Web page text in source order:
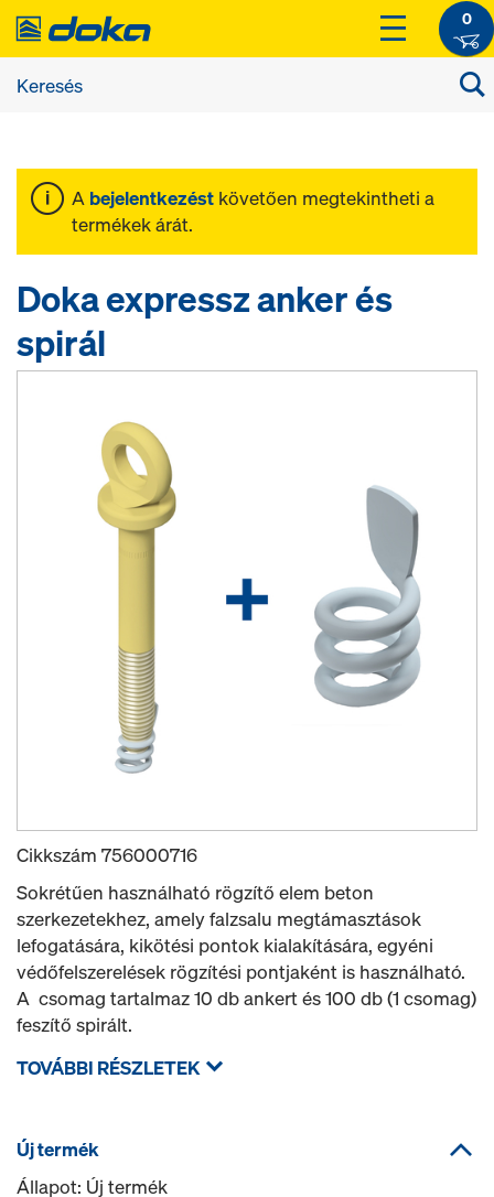
0
A bejelentkezést követően megtekintheti a
termékek árát.
Doka expressz anker és
spirál
Cikkszám 756000716
Sokrétűen használható rögzítő elem beton
szerkezetekhez, amely falzsalu megtámasztások
lefogatására, kikötési pontok kialakítására, egyéni
védőfelszerelések rögzítési pontjaként is használható.
A csomag tartalmaz 10 db ankert és 100 db (1 csomag)
feszítő spirált.
TOVÁBBI RÉSZLETEK
Új termék
Állapot: Új termék